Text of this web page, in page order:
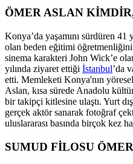
ÖMER ASLAN
Konya’da yaşamını sürdüren 41
olan beden eğitimi öğretmenliğini
sinema karakteri John Wick’e
yılında ziyaret ettiği İstanbul’da
etti. Memleketi Konya'nın
Aslan, kısa sürede Anadolu
bir takipçi kitlesine ulaştı. Yurt
gerçek aktör sanarak fotoğraf
uluslararası basında birçok kez
SUMUD FİLOSU